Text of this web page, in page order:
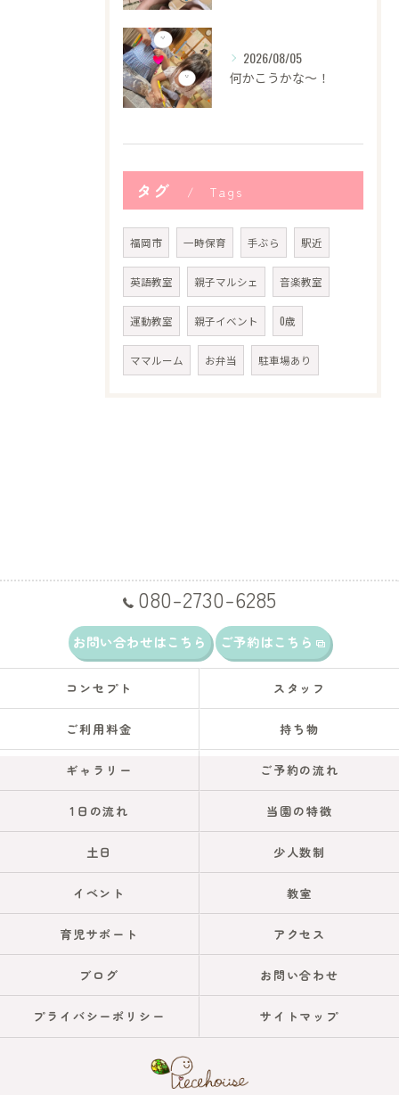
2026/08/05
何かこうかな〜！
タグ Tags
福岡市 一時保育 手ぶら 駅近
英語教室 親子マルシェ 音楽教室
運動教室 親子イベント 0歳
ママルーム お弁当 駐車場あり
080-2730-6285
お問い合わせはこちら ご予約はこちら
コンセプト スタッフ
ご利用料金 持ち物
ギャラリー ご予約の流れ
1日の流れ 当園の特徴
土日 少人数制
イベント 教室
育児サポート アクセス
ブログ お問い合わせ
プライバシーポリシー サイトマップ